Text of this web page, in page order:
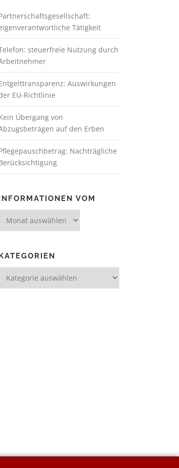
Tätigkeit
steuerfreie Nutzung durch
Auswirkungen
EU-Richtlinie
Übergang von
auf den Erben
Nachträgliche
VOM